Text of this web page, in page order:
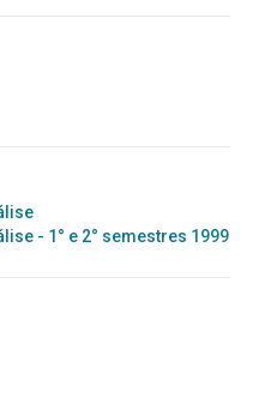
- 1° e 2° semestres 1999